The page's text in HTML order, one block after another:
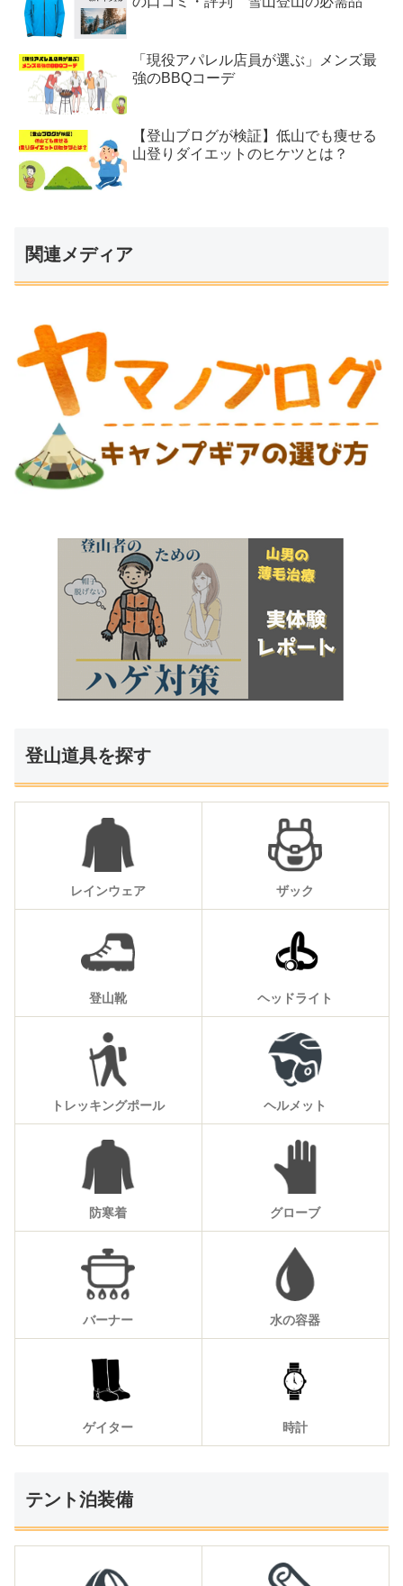
「現役アパレル店員が選ぶ」メンズ最
強のBBQコーデ
【登山ブログが検証】低山でも痩せる
山登りダイエットのヒケツとは？
関連メディア
登山道具を探す
レインウェア ザック
登山靴 ヘッドライト
トレッキングポール ヘルメット
防寒着 グローブ
バーナー 水の容器
ゲイター 時計
テント泊装備